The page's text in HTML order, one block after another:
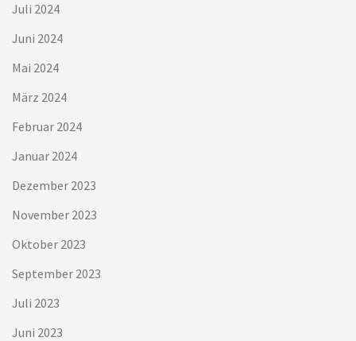
Juli 2024
Juni 2024
Mai 2024
März 2024
Februar 2024
Januar 2024
Dezember 2023
November 2023
Oktober 2023
September 2023
Juli 2023
Juni 2023